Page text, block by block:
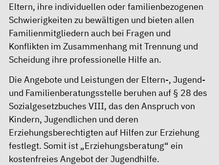
Eltern, ihre individuellen oder familienbezogenen
Schwierigkeiten zu bewältigen und bieten allen
Familienmitgliedern auch bei Fragen und
Konflikten im Zusammenhang mit Trennung und
Scheidung ihre professionelle Hilfe an.
Die Angebote und Leistungen der Eltern-, Jugend-
und Familienberatungsstelle beruhen auf § 28 des
Sozialgesetzbuches VIII, das den Anspruch von
Kindern, Jugendlichen und deren
Erziehungsberechtigten auf Hilfen zur Erziehung
festlegt. Somit ist „Erziehungsberatung“ ein
kostenfreies Angebot der Jugendhilfe.